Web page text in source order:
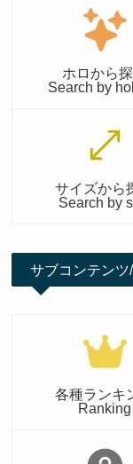
ホロから
Search by
サイズから
Search by
サブコンテン
各種ランキ
Ranking